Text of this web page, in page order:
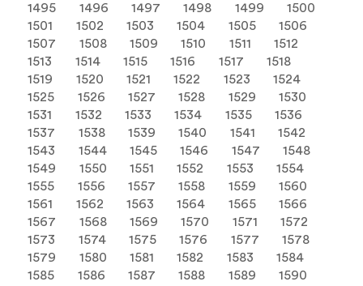
1495
1496 1497 1498 1499
1500
1501
1502 1503 1504 1505
1506
1507
1508 1509 1510 1511
1512
1513
1514 1515 1516 1517
1518
1519
1520 1521 1522 1523
1524
1525
1526 1527 1528 1529
1530
1531
1532 1533 1534 1535
1536
1537
1538 1539 1540 1541
1542
1543
1544 1545 1546 1547
1548
1549
1550 1551 1552 1553
1554
1555
1556 1557 1558 1559
1560
1561
1562 1563 1564 1565
1566
1567
1568 1569 1570 1571
1572
1573
1574 1575 1576 1577
1578
1579
1580 1581 1582 1583
1584
1585
1586 1587 1588 1589
1590